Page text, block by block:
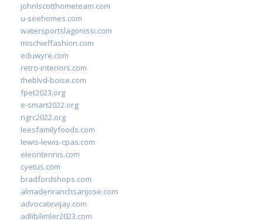
johnlscotthometeam.com
u-seehomes.com
watersportslagonissi.com
mischieffashion.com
eduwyre.com
retro-interiors.com
theblvd-boise.com
fpet2023.org
e-smart2022.org
ngrc2022.org
leesfamilyfoods.com
lewis-lewis-cpas.com
eleontennis.com
cyetus.com
bradfordshops.com
almadenranchsanjose.com
advocatevijay.com
adlibilimler2023.com